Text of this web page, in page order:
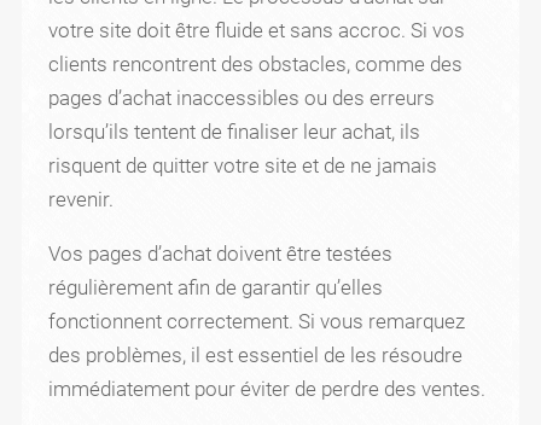
votre site doit être fluide et sans accroc. Si vos
clients rencontrent des obstacles, comme des
pages d’achat inaccessibles ou des erreurs
lorsqu’ils tentent de finaliser leur achat, ils
risquent de quitter votre site et de ne jamais
revenir.
Vos pages d’achat doivent être testées
régulièrement afin de garantir qu’elles
fonctionnent correctement. Si vous remarquez
des problèmes, il est essentiel de les résoudre
immédiatement pour éviter de perdre des ventes.